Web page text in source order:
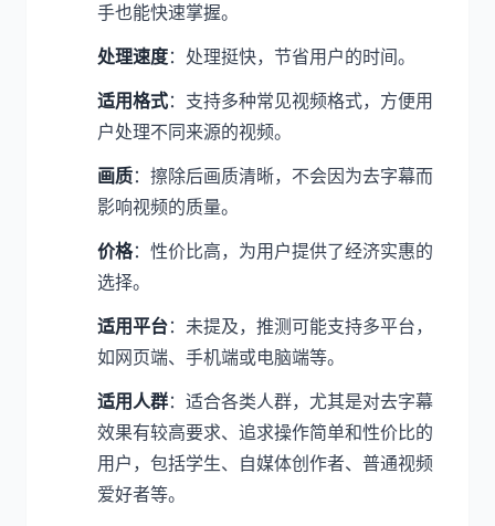
手也能快速掌握。
处理速度：处理挺快，节省用户的时间。
适用格式：支持多种常见视频格式，方便用
户处理不同来源的视频。
画质：擦除后画质清晰，不会因为去字幕而
影响视频的质量。
价格：性价比高，为用户提供了经济实惠的
选择。
适用平台：未提及，推测可能支持多平台，
如网页端、手机端或电脑端等。
适用人群：适合各类人群，尤其是对去字幕
效果有较高要求、追求操作简单和性价比的
用户，包括学生、自媒体创作者、普通视频
爱好者等。